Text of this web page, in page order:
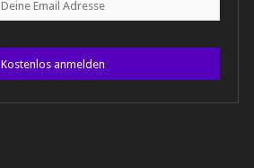
Kostenlos anmelden